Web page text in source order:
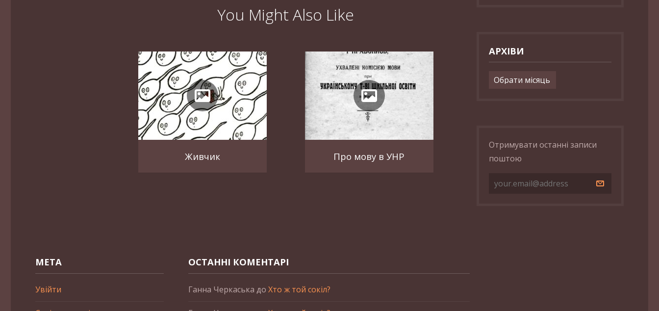
You Might Also Like
Живчик Про мову в УНР
АРХІВИ
Архіви
Отримувати останні записи
поштою
МЕТА
Увійти
ОСТАННІ КОМЕНТАРІ
Ганна Черкаська до Хто ж той сокіл?